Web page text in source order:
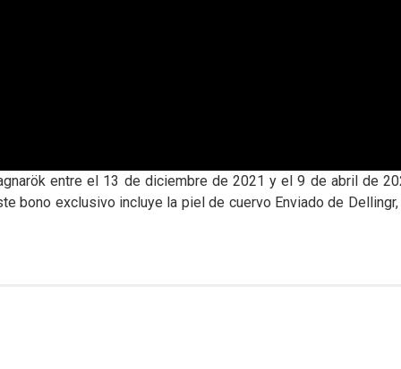
entre el 13 de diciembre de 2021 y el 9 de abril de
bono exclusivo incluye la piel de cuervo Enviado de